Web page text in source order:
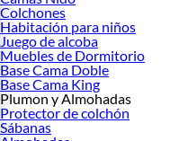
Colchones
Habitación para niños
Juego de alcoba
Muebles de Dormitorio
Base Cama Doble
Base Cama King
Plumon y Almohadas
Protector de colchón
Sábanas